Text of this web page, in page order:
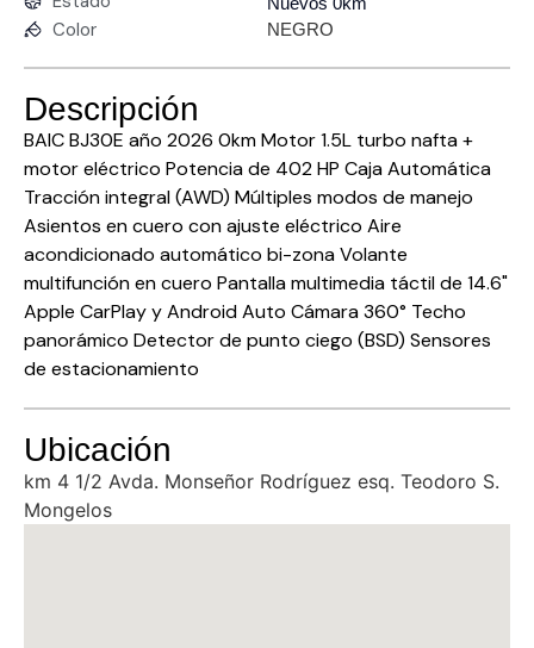
Color NEGRO
Descripción
BAIC BJ30E año 2026 0km Motor 1.5L turbo nafta +
motor eléctrico Potencia de 402 HP Caja Automática
Tracción integral (AWD) Múltiples modos de manejo
Asientos en cuero con ajuste eléctrico Aire
acondicionado automático bi-zona Volante
multifunción en cuero Pantalla multimedia táctil de 14.6"
Apple CarPlay y Android Auto Cámara 360° Techo
panorámico Detector de punto ciego (BSD) Sensores
de estacionamiento
Ubicación
km 4 1/2 Avda. Monseñor Rodríguez esq. Teodoro S.
Mongelos